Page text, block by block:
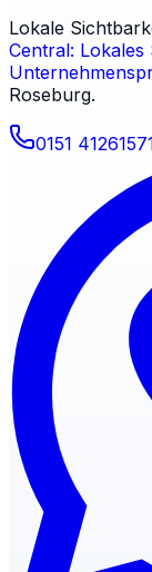
Lokale
Central: Lokales
Roseburg.
0151